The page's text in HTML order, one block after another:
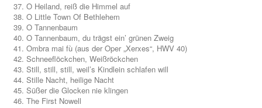
Spielmaterial div. Instrumente
Ensemble Spielmaterial
Lehrbücher
Musik für Zupforchester
Musikverlag Hildner
O Heiland, reiß die Himmel auf
O Little Town Of Bethlehem
O Tannenbaum
O Tannenbaum, du trägst ein’ grünen Zweig
Ombra mai fù (aus der Oper „Xerxes“, HWV 40)
Schneeflöckchen, Weißröckchen
Still, still, still, weil’s Kindlein schlafen will
Stille Nacht, heilige Nacht
Süßer die Glocken nie klingen
The First Nowell